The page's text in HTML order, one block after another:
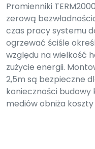
Promienniki
zerową
czas pracy systemu
ogrzewać ściśle
względu na wielkość
zużycie energii.
2,5m są bezpieczne
konieczności
mediów obniża